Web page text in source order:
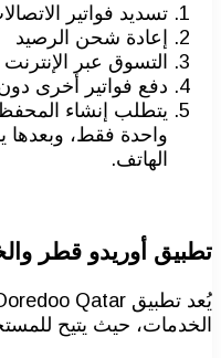
تسديد فواتير
إعادة شحن الرصيد
التسوق عبر الإنترنت
دفع فواتير أخرى
يتطلب إنشاء
واحدة فقط، وبعدها
الهاتف.
تطبيق أوريدو قطر
الخدمات، حيث يتيح